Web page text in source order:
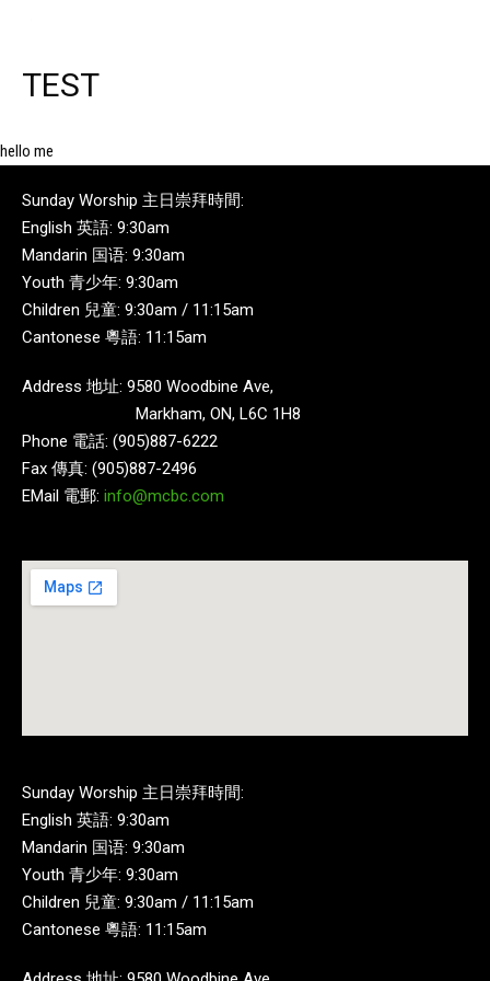
TEST
hello me
Sunday Worship 主日崇拜時間:
English 英語: 9:30am
Mandarin 国语: 9:30am
Youth 青少年: 9:30am
Children 兒童: 9:30am / 11:15am
Cantonese 粵語: 11:15am
Address 地址: 9580 Woodbine Ave,
Markham, ON, L6C 1H8
Phone 電話: (905)887-6222
Fax 傳真: (905)887-2496
EMail 電郵: info@mcbc.com
Sunday Worship 主日崇拜時間:
English 英語: 9:30am
Mandarin 国语: 9:30am
Youth 青少年: 9:30am
Children 兒童: 9:30am / 11:15am
Cantonese 粵語: 11:15am